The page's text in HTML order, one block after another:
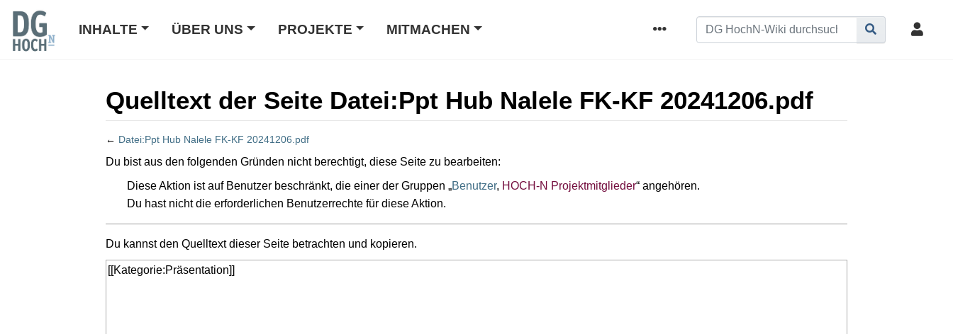
INHALTE ÜBER UNS PROJEKTE MITMACHEN
Quelltext der Seite Datei:Ppt Hub Nalele FK-KF 20241206.pdf
← Datei:Ppt Hub Nalele FK-KF 20241206.pdf
Wechseln zu: Navigation Suche
Du bist aus den folgenden Gründen nicht berechtigt, diese Seite zu bearbeiten:
Diese Aktion ist auf Benutzer beschränkt, die einer der Gruppen „Benutzer, HOCH-N Projektmitglieder“ angehören.
Du hast nicht die erforderlichen Benutzerrechte für diese Aktion.
Du kannst den Quelltext dieser Seite betrachten und kopieren.